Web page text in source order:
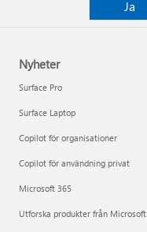
Ja
Nyheter
Surface Pro
Surface Laptop
Copilot för organisationer
Copilot för användning privat
Microsoft 365
Utforska produkter från Microsoft